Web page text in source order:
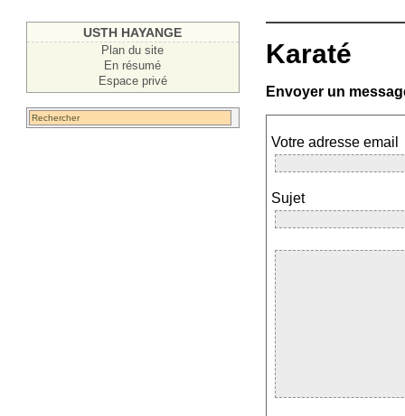
USTH HAYANGE
Plan du site
En résumé
Espace privé
Karaté
Envoyer un
Votre adresse email
Sujet